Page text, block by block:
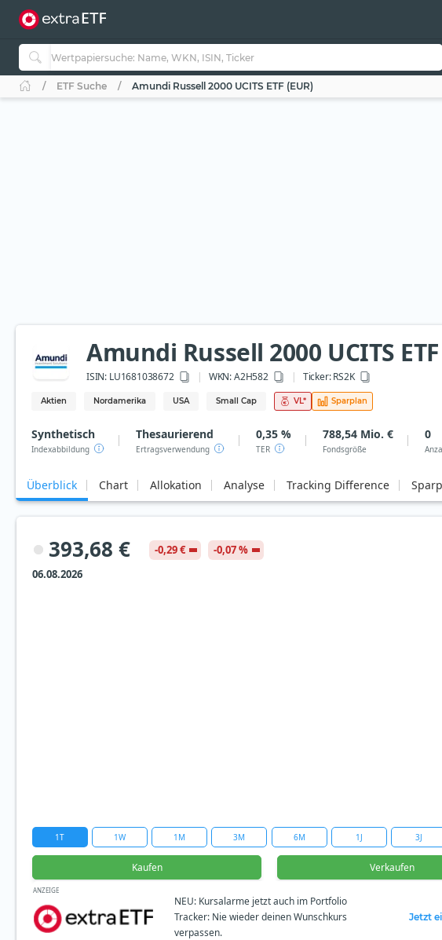
ETF Suche Amundi Russell 2000 UCITS ETF (EUR)
Amundi Russell 2000 UCITS ETF
ISIN: LU1681038672 WKN: A2H582 Ticker:RS2K
Aktien Nordamerika USA Small Cap VL* Sparplan
Synthetisch
Indexabbildung
Thesaurierend
Ertragsverwendung
0,35 %
TER
788,54 Mio. €
Fondsgröße
0
Überblick Chart Allokation Analyse Tracking Difference
393,68 € -0,29 €
-0,07 %
06.08.2026
1T 1W 1M 3M 6M 1J 3J
Kaufen Verkaufen
ANZEIGE
NEU: Kursalarme jetzt auch im Portfolio
Tracker: Nie wieder deinen Wunschkurs
verpassen.
Jetzt